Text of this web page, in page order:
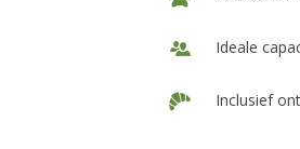
Ideale
Inclusief